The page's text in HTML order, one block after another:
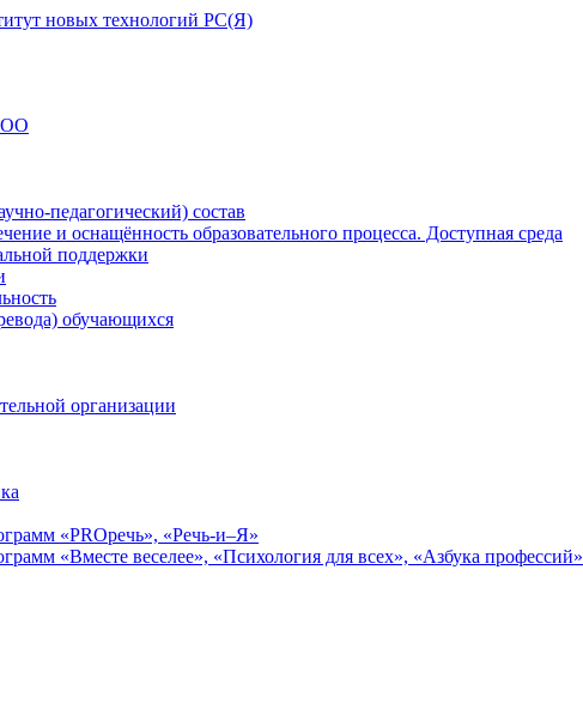
ОО
педагогический) состав
и оснащённость образовательного процесса. Доступная среда
поддержки
обучающихся
организации
«PROречь», «Речь-и–Я»
«Вместе веселее», «Психология для всех», «Азбука профессий»